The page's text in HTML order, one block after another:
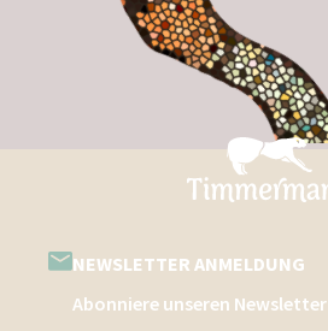
NEWSLETTER ANMELDUNG
Abonniere unseren Newsletter